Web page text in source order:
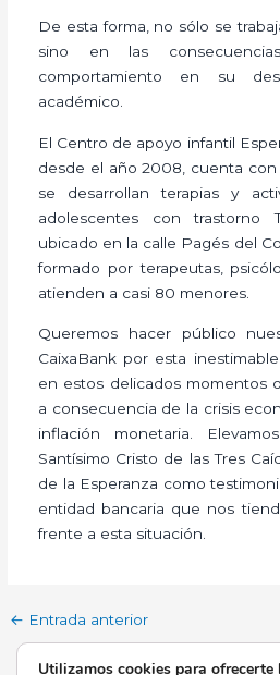
De esta forma, no sólo se
sino en las
comportamiento en su
académico.
El Centro de apoyo infantil
desde el año 2008, cuenta
se desarrollan terapias y
adolescentes con trastorno
ubicado en la calle Pagés del
formado por terapeutas,
atienden a casi 80 menores.
Queremos hacer público
CaixaBank por esta
en estos delicados momentos
a consecuencia de la crisis
inflación monetaria.
Santísimo Cristo de las Tres
de la Esperanza como
entidad bancaria que nos
frente a esta situación.
← Entrada anterior
Utilizamos cookies para ofrecerte